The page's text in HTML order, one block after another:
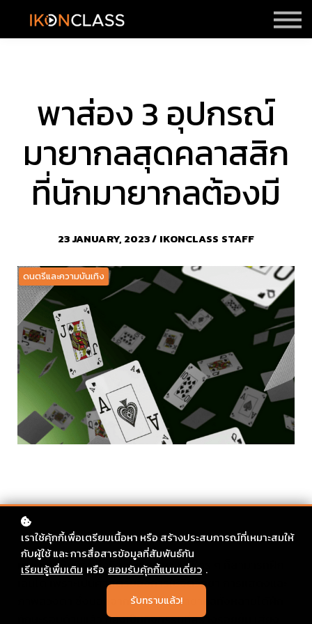
Sign in
พาส่อง 3 อุปกรณ์
มายากลสุดคลาสสิก
ที่นักมายากลต้องมี
23 JANUARY, 2023 / IKONCLASS STAFF
ดนตรีและความบันเทิง
มายากลเป็นอีกหนึ่งกิจกรรมยามว่างที่ใคร ๆ ก็สามารถฝึก
เล่นได้ เพราะเป็นศาสตร์ของการใช้จิตวิทยา การแสดงและ
ภาพลวงตา ซึ่งนอกจากจะทำให้นักมายากลทั้งหลายได้ฝึก
ทักษะรอบด้านแล้ว ก็ยังเป็นกิจกรรมที่สร้างรอยยิ้ม เสียง
เราใช้คุ้กกี้เพื่อเตรียมเนื้อหา หรือ สร้างประสบการณ์ที่เหมาะสมให้
กับผู้ใช้ และ การสื่อสารข้อมูลที่สัมพันธ์กัน
เรียนรู้เพื่มเติม หรือ ยอมรับคุ้กกี้แบบเดี่ยว .
รับทราบแล้ว!